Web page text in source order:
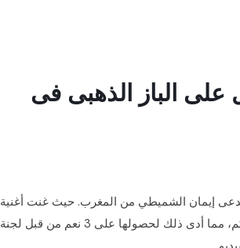
الباز الذهبى فى
إيمان الشميطي من المغرب. حيث غنت أغنية
“ياقلبى”، للفنانة شيرين، وكانت لقت استحسان كبير من الجمهور ولجنة الحكم، مما أدى ذلك لحصولها على 3 نعم من قبل لجنة